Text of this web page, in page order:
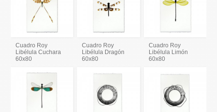
Cuadro Roy
Libélula Cuchara
60x80
Cuadro Roy
Libélula Dragón
60x80
Cuadro Roy
Libélula Limón
60x80